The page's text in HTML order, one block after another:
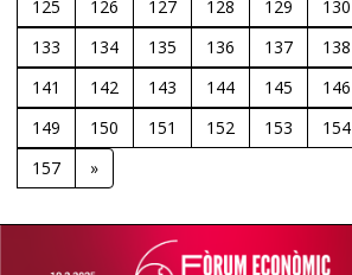
125
126 127 128 129 130
133
134 135 136 137 138
141
142 143 144 145 146
149
150 151 152 153 154
157
»